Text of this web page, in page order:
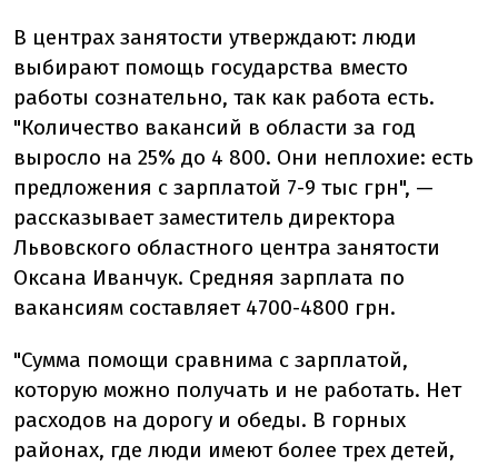
В центрах занятости утверждают: люди
выбирают помощь государства вместо
работы сознательно, так как работа есть.
"Количество вакансий в области за год
выросло на 25% до 4 800. Они неплохие: есть
предложения с зарплатой 7-9 тыс грн", —
рассказывает заместитель директора
Львовского областного центра занятости
Оксана Иванчук. Средняя зарплата по
вакансиям составляет 4700-4800 грн.
"Сумма помощи сравнима с зарплатой,
которую можно получать и не работать. Нет
расходов на дорогу и обеды. В горных
районах, где люди имеют более трех детей,